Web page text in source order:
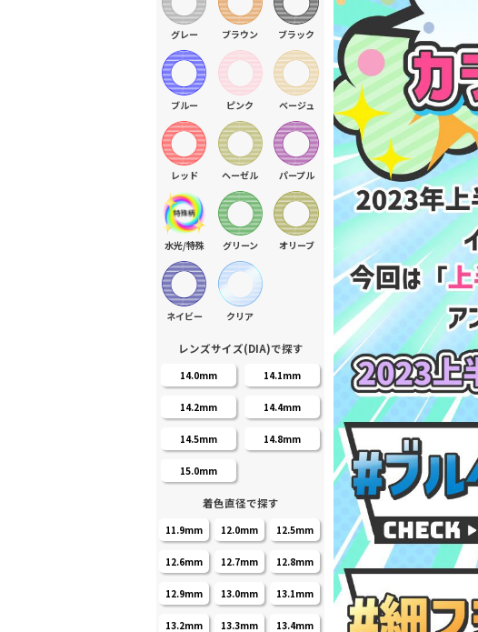
グレー ブラウン ブラック
ブルー ピンク ベージュ
レッド ヘーゼル パープル
水光/特殊 グリーン オリーブ
ネイビー クリア
レンズサイズ(DIA)で探す
14.0mm 14.1mm
14.2mm 14.4mm
14.5mm 14.8mm
15.0mm
着色直径で探す
11.9mm 12.0mm 12.5mm
12.6mm 12.7mm 12.8mm
12.9mm 13.0mm 13.1mm
13.2mm 13.3mm 13.4mm